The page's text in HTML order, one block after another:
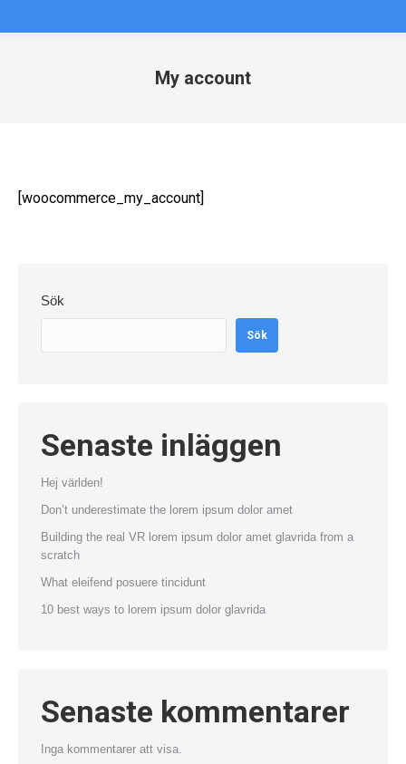
My account
[woocommerce_my_account]
Sök
Sök
Senaste inläggen
Hej världen!
Don’t underestimate the lorem ipsum dolor amet
Building the real VR lorem ipsum dolor amet glavrida from a
scratch
What eleifend posuere tincidunt
10 best ways to lorem ipsum dolor glavrida
Senaste kommentarer
Inga kommentarer att visa.